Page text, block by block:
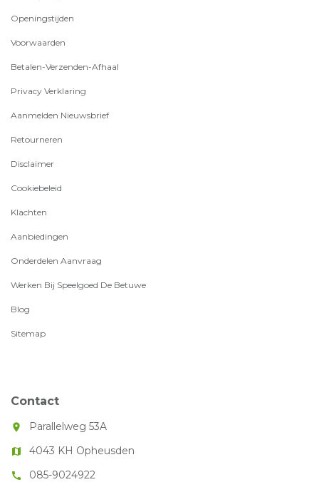
Openingstijden
Voorwaarden
Betalen-Verzenden-Afhaal
Privacy Verklaring
Aanmelden Nieuwsbrief
Retourneren
Disclaimer
Cookiebeleid
Klachten
Aanbiedingen
Onderdelen Aanvraag
Werken Bij Speelgoed De Betuwe
Blog
Sitemap
Contact
room Parallelweg 53A
map 4043 KH Opheusden
call 085-9024922